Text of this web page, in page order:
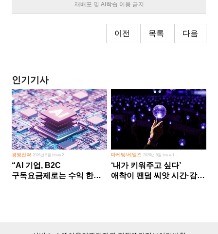
재배포 및 AI학습 이용 금지
이전 목록 다음
인기기사
경영전략 2026년 5월 Issue 2
“AI 기업, B2C
구독요금제로는 수익 한계
마케팅/세일즈 2026년 8월 Issue 1
‘내가 키워주고 싶다’
애착이 팬덤 씨앗 시간·감정